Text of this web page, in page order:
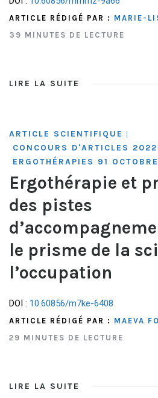
ARTICLE RÉDIGÉ PAR : MARIE-
39 MINUTES DE LECTURE
LIRE LA SUITE
ARTICLE SCIENTIFIQUE
CONCOURS D'ARTICLES
ERGOTHÉRAPIES 91
Ergothérapie et
des pistes
le prisme de la
l’occupation
DOI : 10.60856/m7ke-6408
ARTICLE RÉDIGÉ PAR : MAEVA
29 MINUTES DE LECTURE
LIRE LA SUITE